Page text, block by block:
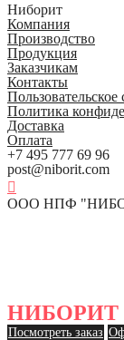
Ниборит
Компания
Производство
Продукция
Заказчикам
Контакты
Пользовательское
Политика
Доставка
Оплата
+7 495 777 69 96
post@niborit.com
ООО НПФ
НИБОРИТ
Посмотреть заказ